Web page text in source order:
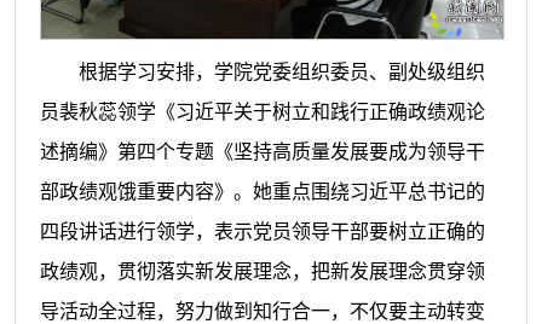
根据学习安排，学院党委组织委员、副处级组织
员裴秋蕊领学《习近平关于树立和践行正确政绩观论
述摘编》第四个专题《坚持高质量发展要成为领导干
部政绩观饿重要内容》。她重点围绕习近平总书记的
四段讲话进行领学，表示党员领导干部要树立正确的
政绩观，贯彻落实新发展理念，把新发展理念贯穿领
导活动全过程，努力做到知行合一，不仅要主动转变